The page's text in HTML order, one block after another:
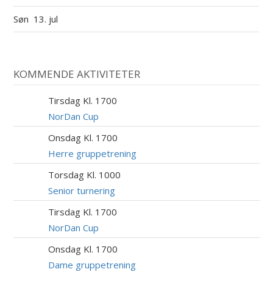
Søn 13. jul
KOMMENDE AKTIVITETER
Tirsdag Kl. 1700
NorDan Cup
Onsdag Kl. 1700
Herre gruppetrening
Torsdag Kl. 1000
Senior turnering
Tirsdag Kl. 1700
NorDan Cup
Onsdag Kl. 1700
Dame gruppetrening